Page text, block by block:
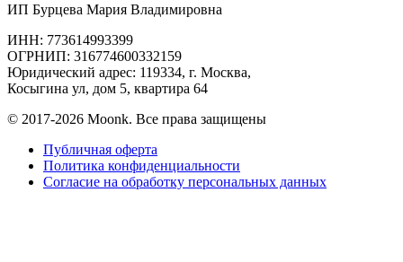
ИП Бурцева Мария Владимировна
ИНН: 773614993399
ОГРНИП: 316774600332159
Юридический адрес: 119334, г. Москва,
Косыгина ул, дом 5, квартира 64
© 2017-2026 Moonk. Все права защищены
Публичная оферта
Политика конфиденциальности
Согласие на обработку персональных данных